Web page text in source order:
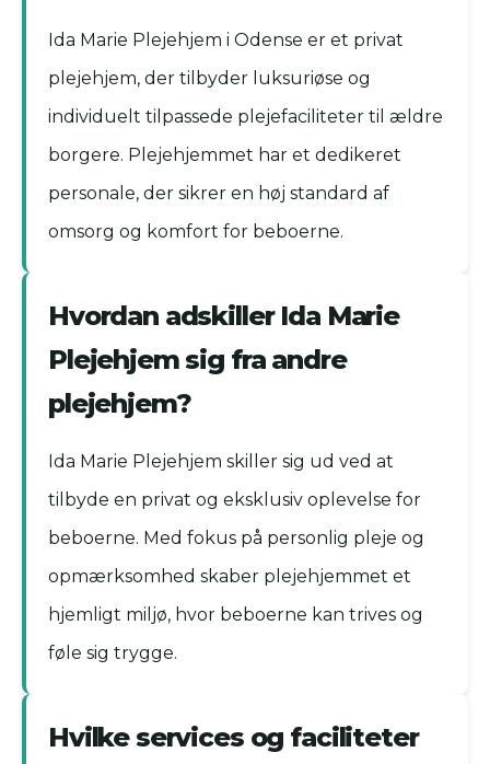
Ida Marie Plejehjem i Odense er et privat
plejehjem, der tilbyder luksuriøse og
individuelt tilpassede plejefaciliteter til ældre
borgere. Plejehjemmet har et dedikeret
personale, der sikrer en høj standard af
omsorg og komfort for beboerne.
Hvordan adskiller Ida Marie
Plejehjem sig fra andre
plejehjem?
Ida Marie Plejehjem skiller sig ud ved at
tilbyde en privat og eksklusiv oplevelse for
beboerne. Med fokus på personlig pleje og
opmærksomhed skaber plejehjemmet et
hjemligt miljø, hvor beboerne kan trives og
føle sig trygge.
Hvilke services og faciliteter